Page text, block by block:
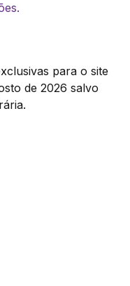
para o site
de 2026 salvo